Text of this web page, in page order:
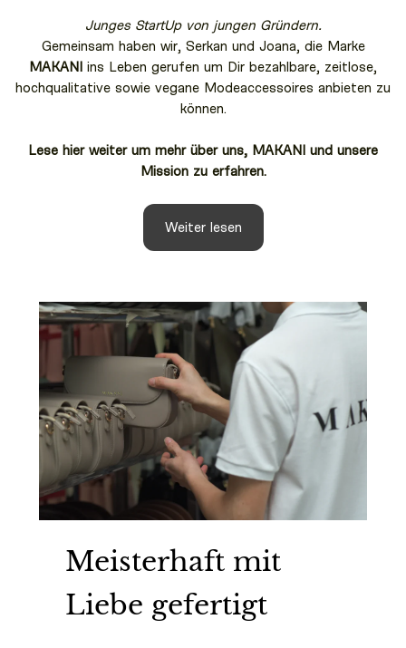
Junges StartUp von jungen Gründern.
Gemeinsam haben wir, Serkan und Joana, die Marke
MAKANI
ins Leben gerufen um Dir bezahlbare, zeitlose,
hochqualitative sowie vegane Modeaccessoires anbieten zu
können.
Lese hier weiter um mehr über uns, MAKANI und unsere
Mission zu erfahren.
Weiter lesen
Meisterhaft mit
Liebe gefertigt